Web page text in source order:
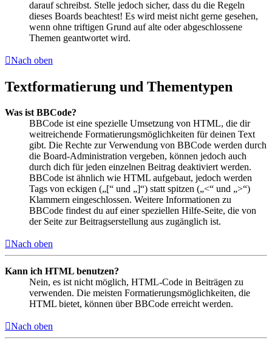
darauf schreibst. Stelle jedoch sicher, dass du die Regeln
dieses Boards beachtest! Es wird meist nicht gerne gesehen,
wenn ohne triftigen Grund auf alte oder abgeschlossene
Themen geantwortet wird.
Nach oben
Textformatierung und Thementypen
Was ist BBCode?
BBCode ist eine spezielle Umsetzung von HTML, die dir
weitreichende Formatierungsmöglichkeiten für deinen Text
gibt. Die Rechte zur Verwendung von BBCode werden durch
die Board-Administration vergeben, können jedoch auch
durch dich für jeden einzelnen Beitrag deaktiviert werden.
BBCode ist ähnlich wie HTML aufgebaut, jedoch werden
Tags von eckigen („[“ und „]“) statt spitzen („<“ und „>“)
Klammern eingeschlossen. Weitere Informationen zu
BBCode findest du auf einer speziellen Hilfe-Seite, die von
der Seite zur Beitragserstellung aus zugänglich ist.
Nach oben
Kann ich HTML benutzen?
Nein, es ist nicht möglich, HTML-Code in Beiträgen zu
verwenden. Die meisten Formatierungsmöglichkeiten, die
HTML bietet, können über BBCode erreicht werden.
Nach oben